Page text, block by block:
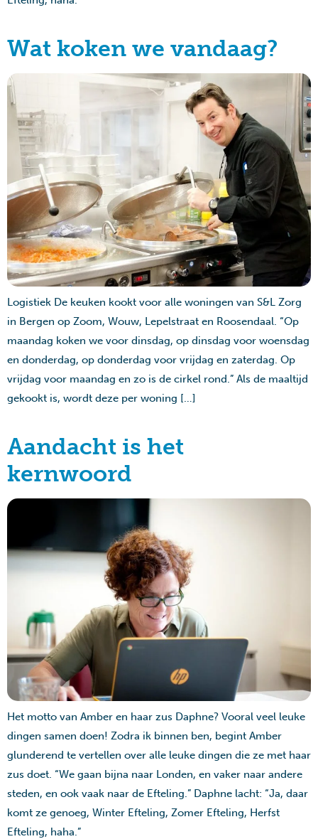
Wat koken we vandaag?
Logistiek De keuken kookt voor alle woningen van S&L Zorg
in Bergen op Zoom, Wouw, Lepelstraat en Roosendaal. “Op
maandag koken we voor dinsdag, op dinsdag voor woensdag
en donderdag, op donderdag voor vrijdag en zaterdag. Op
vrijdag voor maandag en zo is de cirkel rond.” Als de maaltijd
gekookt is, wordt deze per woning […]
Aandacht is het
kernwoord
Het motto van Amber en haar zus Daphne? Vooral veel leuke
dingen samen doen! Zodra ik binnen ben, begint Amber
glunderend te vertellen over alle leuke dingen die ze met haar
zus doet. “We gaan bijna naar Londen, en vaker naar andere
steden, en ook vaak naar de Efteling.” Daphne lacht: “Ja, daar
komt ze genoeg, Winter Efteling, Zomer Efteling, Herfst
Efteling, haha.”